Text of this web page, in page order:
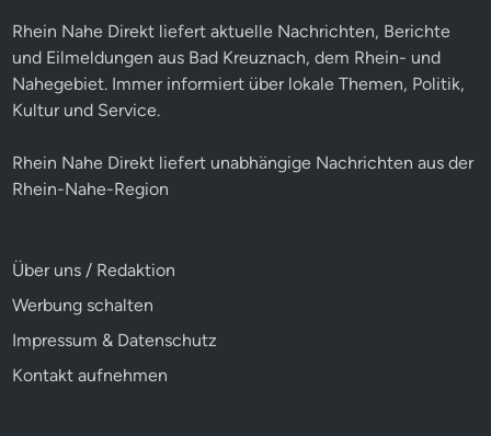
Rhein Nahe Direkt liefert aktuelle Nachrichten, Berichte
und Eilmeldungen aus Bad Kreuznach, dem Rhein- und
Nahegebiet. Immer informiert über lokale Themen, Politik,
Kultur und Service.
Rhein Nahe Direkt liefert unabhängige Nachrichten aus der
Rhein-Nahe-Region
Über uns / Redaktion
Werbung schalten
Impressum & Datenschutz
Kontakt aufnehmen